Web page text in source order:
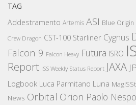
TAG
Addestramento Artemis ASI Blue Origin
Crew Dragon CST-100 Starliner Cygnus
Falcon 9 Falcon Heavy Futura ISRO
Report ISS Weekly Status Report JAXA
Logbook Luca Parmitano Luna
News Orbital Orion Paolo